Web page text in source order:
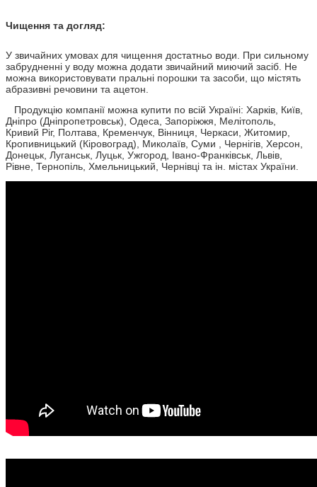
Чищення та догляд:
У звичайних умовах для чищення достатньо води. При сильному
забрудненні у воду можна додати звичайний миючий засіб. Не
можна використовувати пральні порошки та засоби, що містять
абразивні речовини та ацетон.
Продукцію компанії можна купити по всій Україні: Харків, Київ,
Дніпро (Дніпропетровськ), Одеса, Запоріжжя, Мелітополь,
Кривий Ріг, Полтава, Кременчук, Вінниця, Черкаси, Житомир,
Кропивницький (Кіровоград), Миколаїв, Суми , Чернігів, Херсон,
Донецьк, Луганськ, Луцьк, Ужгород, Івано-Франківськ, Львів,
Рівне, Тернопіль, Хмельницький, Чернівці та ін. містах України.